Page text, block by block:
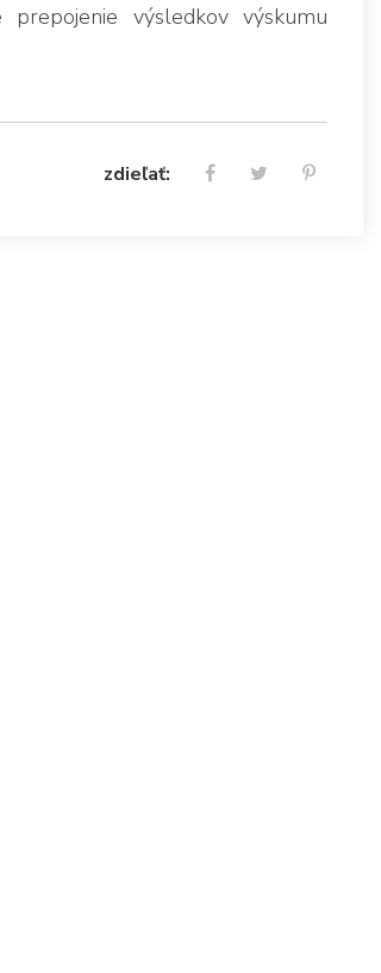
výsledkov výskumu
zdieľať: